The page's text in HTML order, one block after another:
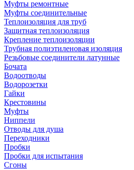
Муфты ремонтные
Муфты соединительные
Теплоизоляция для труб
Защитная теплоизоляция
Крепление теплоизоляции
Трубная полиэтиленовая изоляция
Резьбовые соединители латунные
Бочата
Водоотводы
Водорозетки
Гайки
Крестовины
Муфты
Ниппели
Отводы для душа
Переходники
Пробки
Пробки для испытания
Сгоны